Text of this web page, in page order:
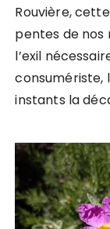
Rouvière,
pentes de nos
l’exil
consumériste,
instants la